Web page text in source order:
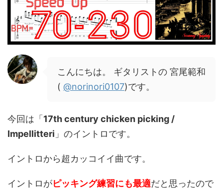
こんにちは。 ギタリストの 宮尾範和
( @norinori0107)です。
今回は「 17th century chicken picking /
Impellitteri 」のイントロです。
イントロから超カッコイイ曲です。
イントロがピッキング練習にも最適だと思ったので